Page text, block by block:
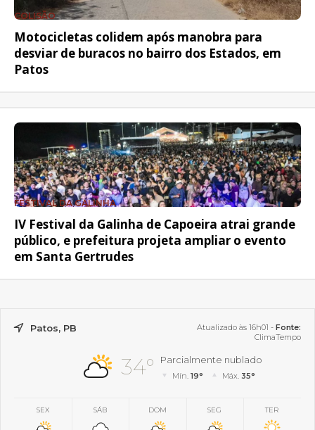
COLISÃO
Motocicletas colidem após manobra para
desviar de buracos no bairro dos Estados, em
Patos
FESTIVAL DA GALINHA
IV Festival da Galinha de Capoeira atrai grande
público, e prefeitura projeta ampliar o evento
em Santa Gertrudes
Patos, PB Atualizado às 16h01 - Fonte:
ClimaTempo
34° Parcialmente nublado
Mín.19° Máx. 35°
SEX SÁB DOM SEG TER